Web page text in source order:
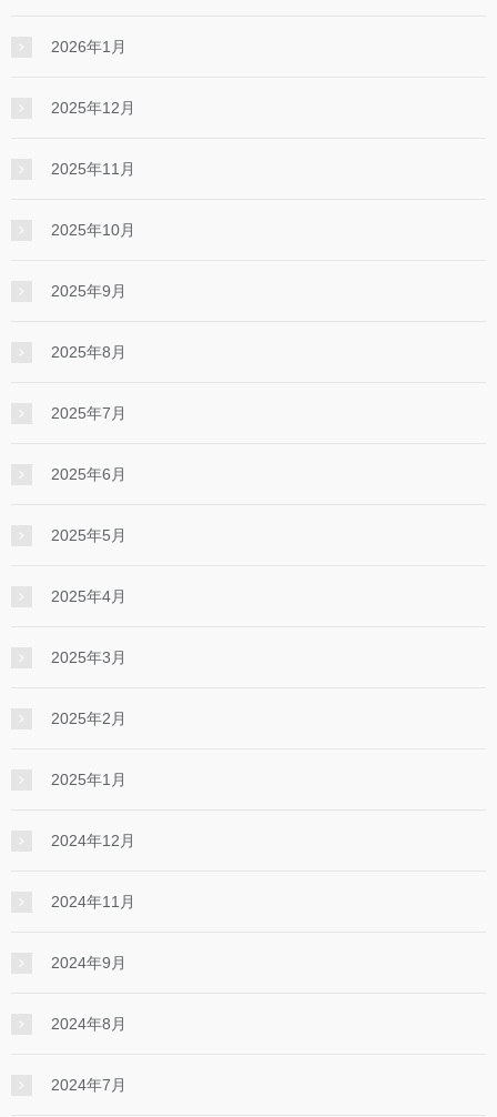
2026年1月
2025年12月
2025年11月
2025年10月
2025年9月
2025年8月
2025年7月
2025年6月
2025年5月
2025年4月
2025年3月
2025年2月
2025年1月
2024年12月
2024年11月
2024年9月
2024年8月
2024年7月